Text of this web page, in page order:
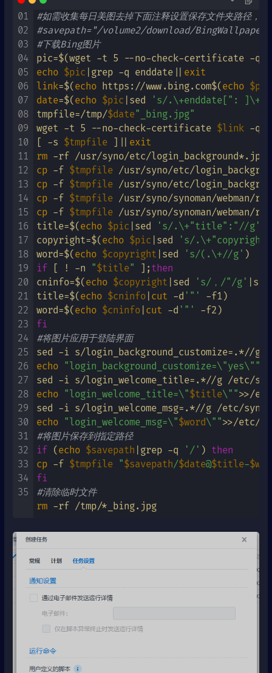
01
02
03
04
05
06
07
08
09
10
11
12
13
14
15
16
17
18
19
20
21
22
23
24
25
26
27
28
29
30
31
32
33
34
35
#如需收集每日美图去掉下面注释设置保存文件夹路径
#savepath="/volume2/download/BingWallpaper"
#下载Bing图片
pic=$(wget -t 5 --no-check-certificate -
echo $pic |grep -q enddate|| exit
link=$( echo https://www.bing.com$( echo $pic
date=$( echo $pic |sed
's/.\+enddate[":
tmpfile=/tmp/$date"_bing.jpg"
wget -t 5 --no-check-certificate $link -qO
[ -s $tmpfile ]|| exit
rm
cp -f $tmpfile
cp -f $tmpfile
cp -f $tmpfile
cp -f $tmpfile /usr/syno/synoman/webman/
title=$( echo $pic |sed 's/.\+"title":"//g'
copyright=$( echo $pic |sed
's/
word=$( echo $copyright |sed 's/(.\+//g'
if [ ! -n "$title" ]; then
cninfo=$( echo $copyright |sed 's/，/"/g'
title=$( echo $cninfo cut -d '"'
-f1)
word=$( echo $cninfo cut -d '"'
fi
#将图片应用于登陆界面
echo "login_background_customize=\"yes\""
echo "login_welcome_title=\"$title\"">>/
echo "login_welcome_msg=\"$word\""
#将图片保存到指定路径
if ( echo $savepath |grep -q '/' ) then
cp -f $tmpfile "$savepath/$date@$title-
fi
#清除临时文件
rm -rf /tmp/*_bing.jpg